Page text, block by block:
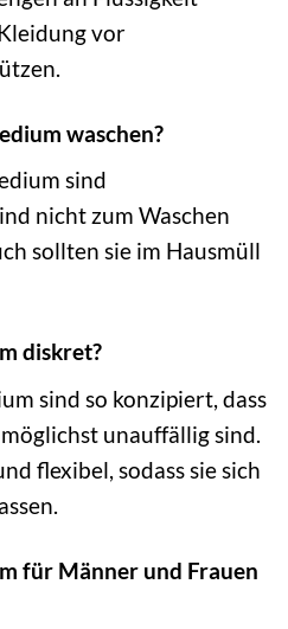
vor
waschen?
sind
nicht zum Waschen
sollten sie im Hausmüll
diskret?
sind so konzipiert, dass
unauffällig sind.
flexibel, sodass sie sich
für Männer und Frauen